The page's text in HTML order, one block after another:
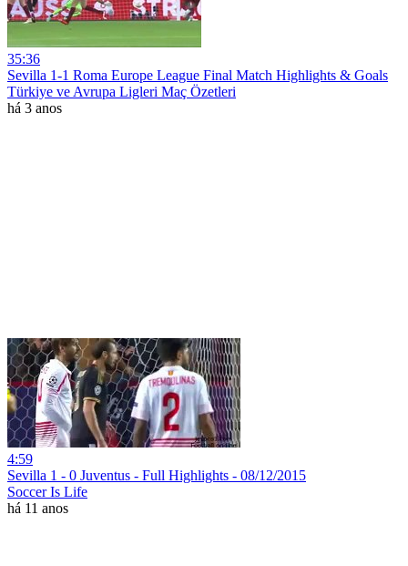
35:36
Sevilla 1-1 Roma Europe League Final Match Highlights & Goals
Türkiye ve Avrupa Ligleri Maç Özetleri
há 3 anos
4:59
Sevilla 1 - 0 Juventus - Full Highlights - 08/12/2015
Soccer Is Life
há 11 anos